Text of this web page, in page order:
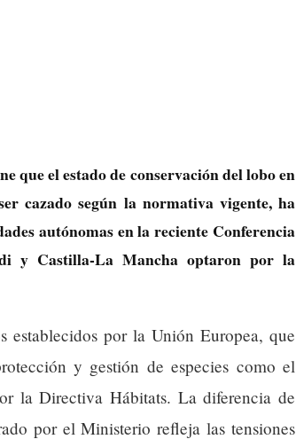
que el estado de conservación del lobo en
cazado según la normativa vigente, ha
autónomas en la reciente Conferencia
y Castilla-La Mancha optaron por la
establecidos por la Unión Europea, que
y gestión de especies como el
la Directiva Hábitats. La diferencia de
por el Ministerio refleja las tensiones